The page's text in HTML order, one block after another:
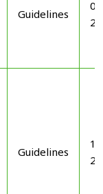
Guidelines
Guidelines